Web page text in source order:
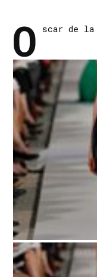
O scar de la